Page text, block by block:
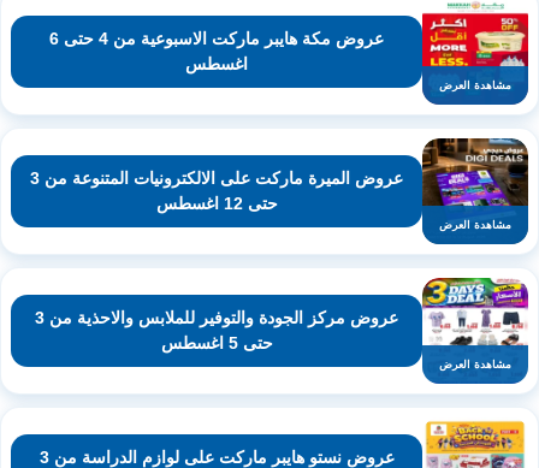
مشاهدة العرض
عروض مكة هايبر ماركت الاسبوعية من 4 حتى 6
اغسطس
مشاهدة العرض
عروض الميرة ماركت على الالكترونيات المتنوعة من 3
حتى 12 اغسطس
مشاهدة العرض
عروض مركز الجودة والتوفير للملابس والاحذية من 3
حتى 5 اغسطس
عروض نستو هايبر ماركت على لوازم الدراسة من 3